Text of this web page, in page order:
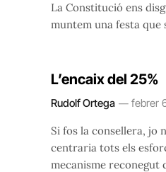
La Constitució ens
muntem una festa
L’encaix del 25%
Rudolf Ortega febrer
Si fos la consellera, jo
centraria tots els
mecanisme reconegut